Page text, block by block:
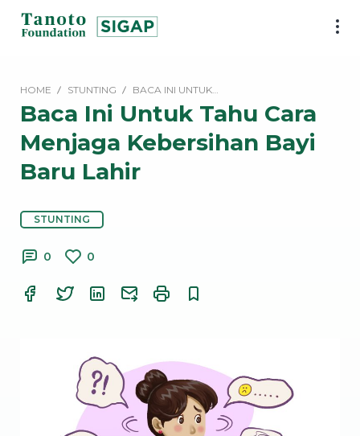
SIGAP
Foundation
HOME STUNTING BACA INI UNTUK…
Baca Ini Untuk Tahu Cara
Menjaga Kebersihan Bayi
Baru Lahir
STUNTING
0 0